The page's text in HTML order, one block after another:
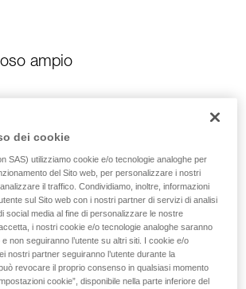
ampio
dei cookie
SAS) utilizziamo cookie e/o tecnologie analoghe per
del Sito web, per personalizzare i nostri
il traffico. Condividiamo, inoltre, informazioni
sul Sito web con i nostri partner di servizi di analisi
social media al fine di personalizzare le nostre
i nostri cookie e/o tecnologie analoghe saranno
non seguiranno l’utente su altri siti. I cookie e/o
nostri partner seguiranno l’utente durante la
revocare il proprio consenso in qualsiasi momento
cookie”, disponibile nella parte inferiore del